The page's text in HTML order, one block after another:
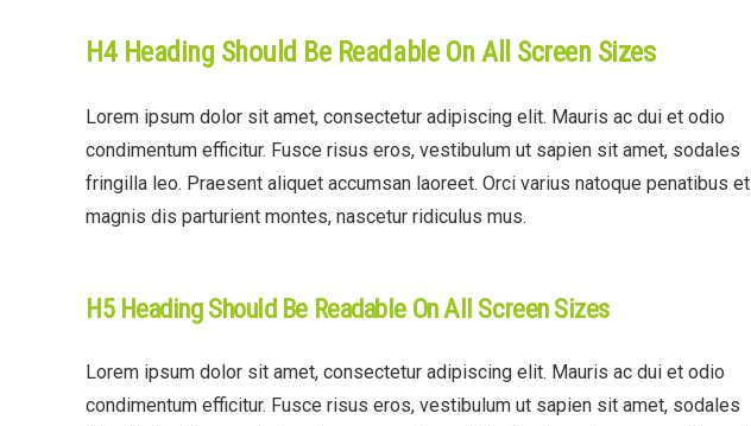
H4 Heading Should Be Readable On All Screen Sizes
Lorem ipsum dolor sit amet, consectetur adipiscing elit. Mauris ac dui et odio
condimentum efficitur. Fusce risus eros, vestibulum ut sapien sit amet, sodales
fringilla leo. Praesent aliquet accumsan laoreet. Orci varius natoque penatibus et
magnis dis parturient montes, nascetur ridiculus mus.
H5 Heading Should Be Readable On All Screen Sizes
Lorem ipsum dolor sit amet, consectetur adipiscing elit. Mauris ac dui et odio
condimentum efficitur. Fusce risus eros, vestibulum ut sapien sit amet, sodales